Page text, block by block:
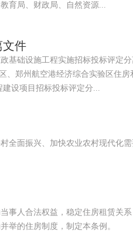
育局、财政局、自然资源...
文件
基础设施工程实施招标投标评定
、郑州航空港经济综合实验区住房
设项目招标投标评定分...
全面振兴、加快农业农村现代化
事人合法权益，稳定住房租赁关
举的住房制度，制定本条例。